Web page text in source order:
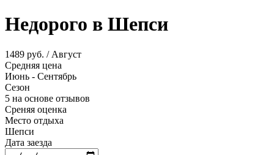
Недорого в Шепси
1489 руб. / Август
Средняя цена
Июнь - Сентябрь
Сезон
5 на основе отзывов
Среняя оценка
Место отдыха
Шепси
Дата заезда